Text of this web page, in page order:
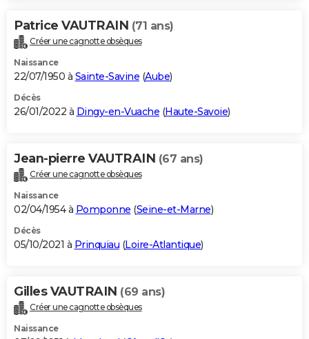
Patrice VAUTRAIN (71 ans)
Créer une cagnotte obsèques
Naissance
22/07/1950 à Sainte-Savine (Aube)
Décès
26/01/2022 à Dingy-en-Vuache (Haute-Savoie)
Jean-pierre VAUTRAIN (67 ans)
Créer une cagnotte obsèques
Naissance
02/04/1954 à Pomponne (Seine-et-Marne)
Décès
05/10/2021 à Prinquiau (Loire-Atlantique)
Gilles VAUTRAIN (69 ans)
Créer une cagnotte obsèques
Naissance